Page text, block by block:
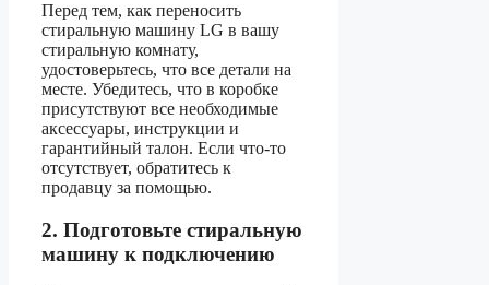
Перед тем, как переносить
стиральную машину LG в вашу
стиральную комнату,
удостоверьтесь, что все детали на
месте. Убедитесь, что в коробке
присутствуют все необходимые
аксессуары, инструкции и
гарантийный талон. Если что-то
отсутствует, обратитесь к
продавцу за помощью.
2. Подготовьте стиральную
машину к подключению